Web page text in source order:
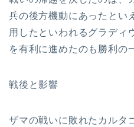
兵の後方機動にあったとい
用したといわれるグラディ
を有利に進めたのも勝利の
戦後と影響
ザマの戦いに敗れたカルタ